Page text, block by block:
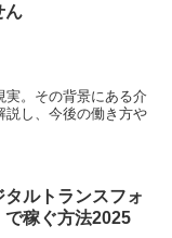
ん
実。その背景にある介
説し、今後の働き方や
ルトランスフォ
で稼ぐ方法2025